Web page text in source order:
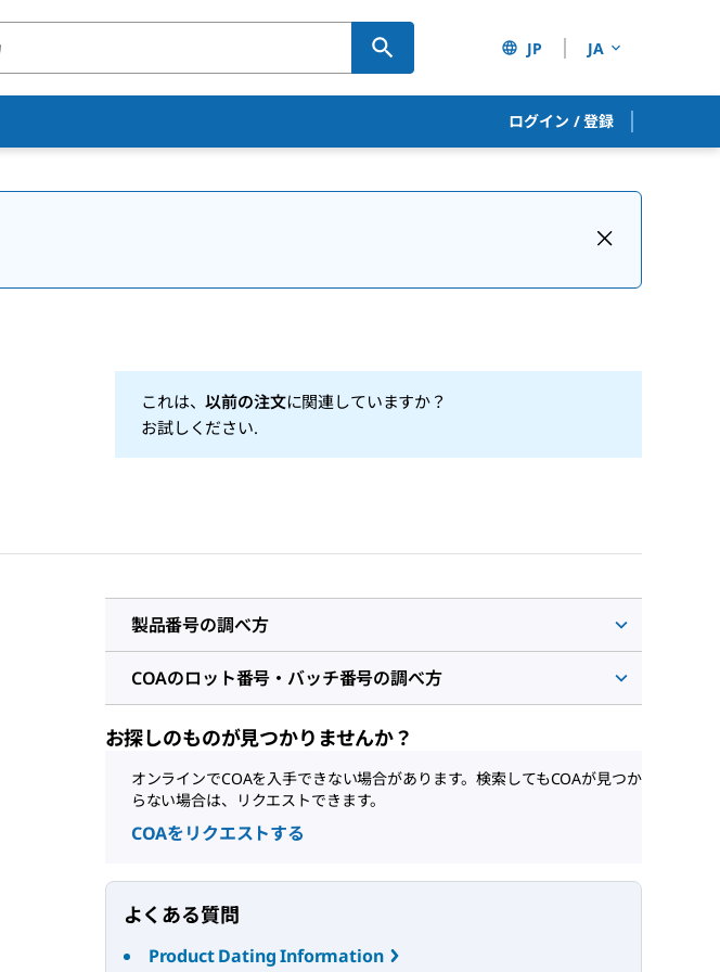
JP JA
ログイン / 登録
これは、以前の注文に関連していますか？
お試しください.
製品番号の調べ方
COAのロット番号・バッチ番号の調べ方
お探しのものが見つかりませんか？
オンラインでCOAを入手できない場合があります。検索してもCOAが見つか
らない場合は、リクエストできます。
COAをリクエストする
よくある質問
Product Dating Information